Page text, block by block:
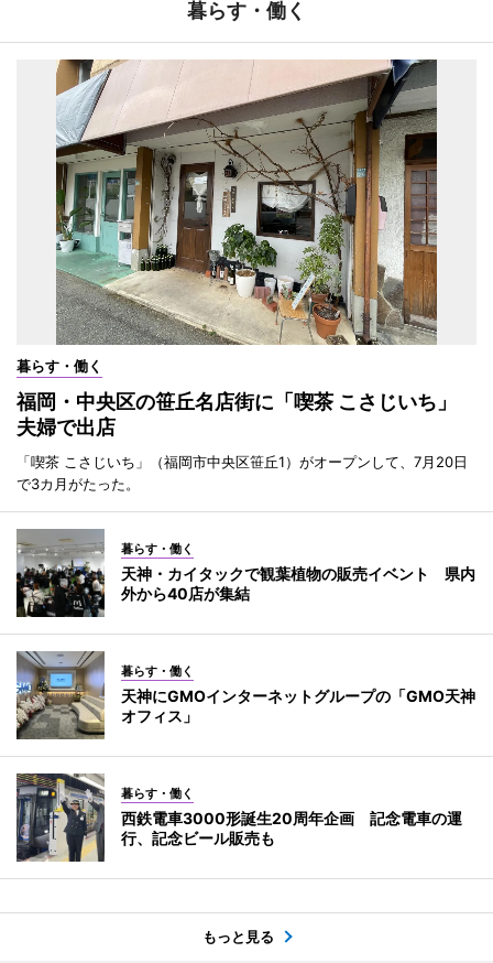
暮らす・働く
暮らす・働く
福岡・中央区の笹丘名店街に「喫茶 こさじいち」
夫婦で出店
「喫茶 こさじいち」（福岡市中央区笹丘1）がオープンして、7月20日
で3カ月がたった。
暮らす・働く
天神・カイタックで観葉植物の販売イベント 県内
外から40店が集結
暮らす・働く
天神にGMOインターネットグループの「GMO天神
オフィス」
暮らす・働く
西鉄電車3000形誕生20周年企画 記念電車の運
行、記念ビール販売も
もっと見る